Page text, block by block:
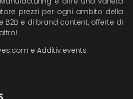
prezzi per ogni ambito della
B2B e di brand content, offerte di
e Additiv.events